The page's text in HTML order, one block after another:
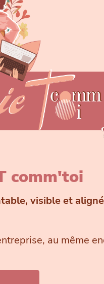
comm'toi
visible et
au même